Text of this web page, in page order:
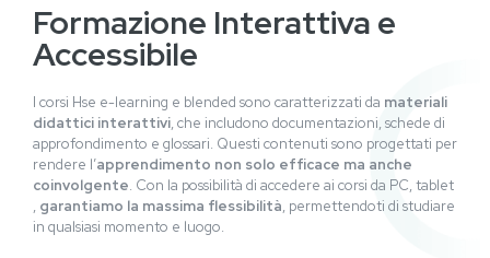
Formazione Interattiva e
Accessibile
I corsi Hse e-learning e blended sono caratterizzati da materiali
didattici interattivi, che includono documentazioni, schede di
approfondimento e glossari. Questi contenuti sono progettati per
rendere l’apprendimento non solo efficace ma anche
coinvolgente. Con la possibilità di accedere ai corsi da PC, tablet
, garantiamo la massima flessibilità, permettendoti di studiare
in qualsiasi momento e luogo.